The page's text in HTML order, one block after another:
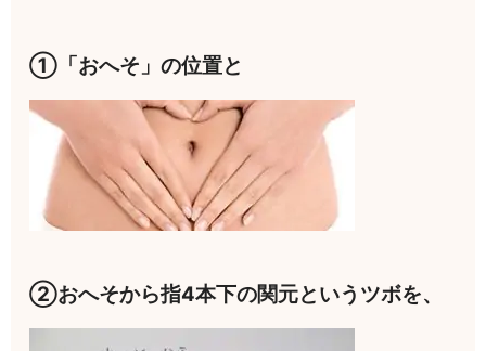
①「おへそ」の位置と
②おへそから指4本下の関元というツボを、